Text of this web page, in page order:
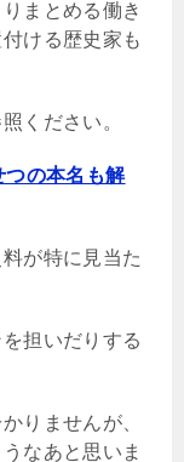
まとめる働き
ける歴史家も
ください。
つの本名も解
が特に見当た
担いだりする
りませんが、
なあと思いま